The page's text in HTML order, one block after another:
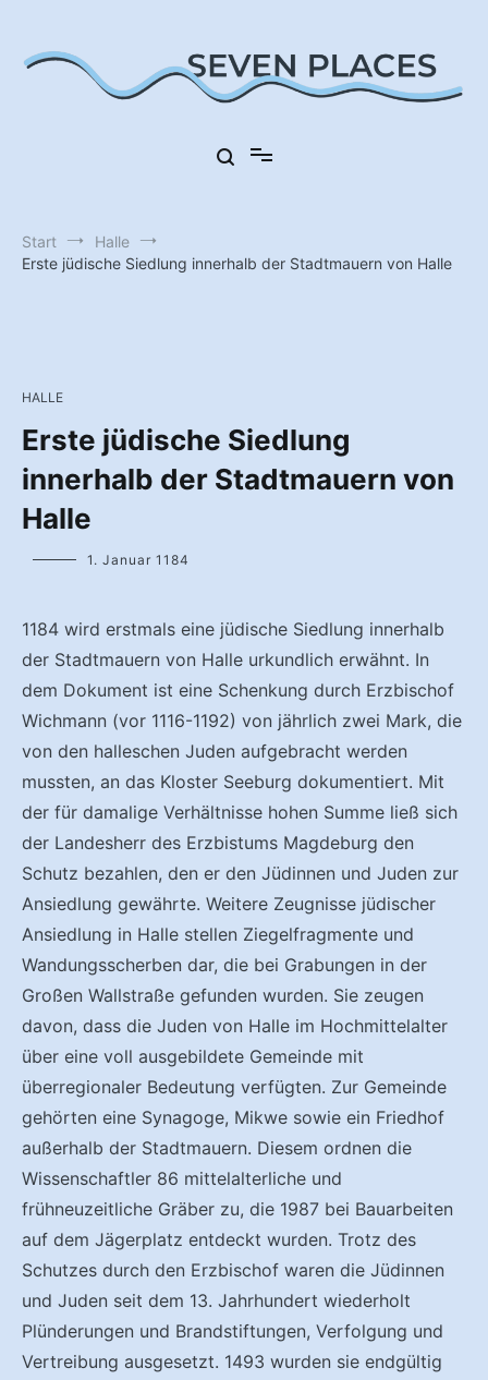
springen
Start
Halle
Erste jüdische Siedlung innerhalb der Stadtmauern von Halle
HALLE
Erste jüdische Siedlung
innerhalb der Stadtmauern von
Halle
1. Januar 1184
1184 wird erstmals eine jüdische Siedlung innerhalb
der Stadtmauern von Halle urkundlich erwähnt. In
dem Dokument ist eine Schenkung durch Erzbischof
Wichmann (vor 1116-1192) von jährlich zwei Mark, die
von den halleschen Juden aufgebracht werden
mussten, an das Kloster Seeburg dokumentiert. Mit
der für damalige Verhältnisse hohen Summe ließ sich
der Landesherr des Erzbistums Magdeburg den
Schutz bezahlen, den er den Jüdinnen und Juden zur
Ansiedlung gewährte. Weitere Zeugnisse jüdischer
Ansiedlung in Halle stellen Ziegelfragmente und
Wandungsscherben dar, die bei Grabungen in der
Großen Wallstraße gefunden wurden. Sie zeugen
davon, dass die Juden von Halle im Hochmittelalter
über eine voll ausgebildete Gemeinde mit
überregionaler Bedeutung verfügten. Zur Gemeinde
gehörten eine Synagoge, Mikwe sowie ein Friedhof
außerhalb der Stadtmauern. Diesem ordnen die
Wissenschaftler 86 mittelalterliche und
frühneuzeitliche Gräber zu, die 1987 bei Bauarbeiten
auf dem Jägerplatz entdeckt wurden. Trotz des
Schutzes durch den Erzbischof waren die Jüdinnen
und Juden seit dem 13. Jahrhundert wiederholt
Plünderungen und Brandstiftungen, Verfolgung und
Vertreibung ausgesetzt. 1493 wurden sie endgültig